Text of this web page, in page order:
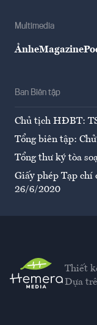
Multimedia
ẢnheMagazine
Ban Biên tập
Chủ tịch HĐBT:
Tổng biên tập:
Tổng thư ký tòa
Giấy phép Tạp chí
26/6/2020
Thiết
Dựa